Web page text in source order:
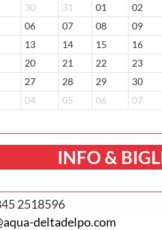
30 31 01 02
06 07 08 09
13 14 15 16
20 21 22 23
27 28 29 30
04 05 06 07
­INFO &
2518596
deltadelpo.com